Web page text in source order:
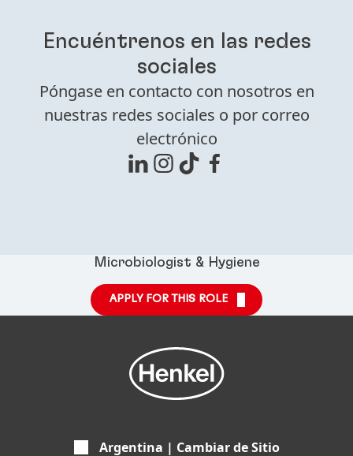
Encuéntrenos en las redes
sociales
Póngase en contacto con nosotros en
nuestras redes sociales o por correo
electrónico
Microbiologist & Hygiene
APPLY FOR THIS ROLE
Argentina | Cambiar de Sitio